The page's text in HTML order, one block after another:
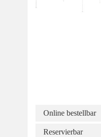
Online bestellbar
Reservierbar